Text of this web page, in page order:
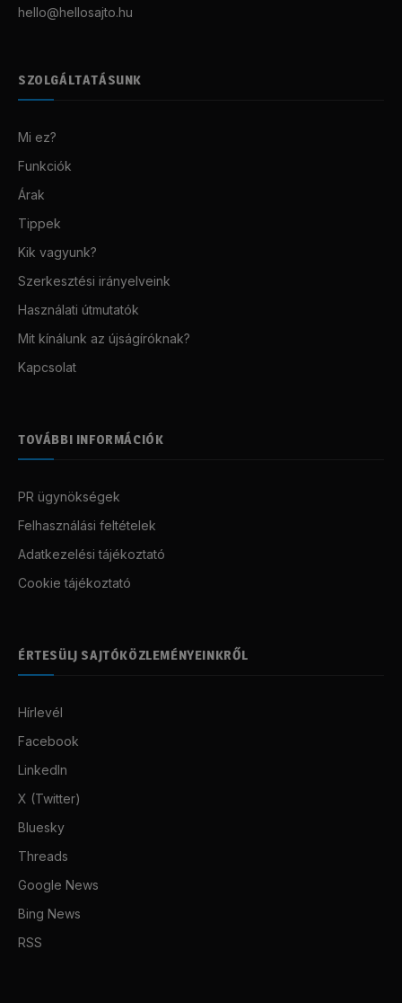
hello@hellosajto.hu
SZOLGÁLTATÁSUNK
Mi ez?
Funkciók
Árak
Tippek
Kik vagyunk?
Szerkesztési irányelveink
Használati útmutatók
Mit kínálunk az újságíróknak?
Kapcsolat
TOVÁBBI INFORMÁCIÓK
PR ügynökségek
Felhasználási feltételek
Adatkezelési tájékoztató
Cookie tájékoztató
ÉRTESÜLJ SAJTÓKÖZLEMÉNYEINKRŐL
Hírlevél
Facebook
LinkedIn
X (Twitter)
Bluesky
Threads
Google News
Bing News
RSS